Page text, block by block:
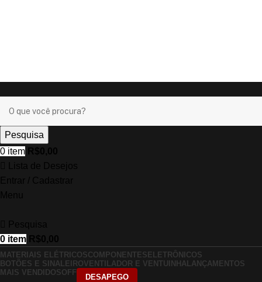
Pesquisa
0 item
0 item
MATERIAIS ELÉTRICOSCOMPONENTES ELETRÔNICOS
BOTÕES E SINALEIROVENTILADOR E VENTUINHA LANÇAMENTOS
MAIS VENDIDOSOFF
DESAPEGO